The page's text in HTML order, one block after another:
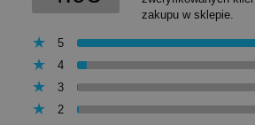
zakupu w sklepie.
5
4
3
2